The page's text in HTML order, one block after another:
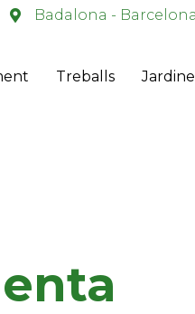
Badalona - Barcelona
Treballs